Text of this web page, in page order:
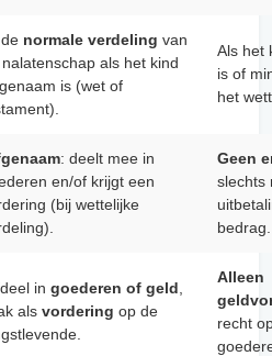
normale verdeling van
als het kind
is (wet of
Als het
is of
het
: deelt mee in
en/of krijgt een
(bij wettelijke
Geen
slechts
bedrag.
in goederen of geld
als vordering op de
Alleen
recht